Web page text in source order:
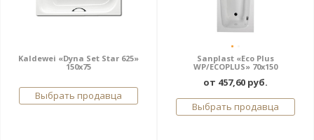
Kaldewei «Dyna Set Star 625»
150x75
Выбрать продавца
Sanplast «Eco Plus
WP/ECOPLUS» 70x150
от 457,60 руб.
Выбрать продавца